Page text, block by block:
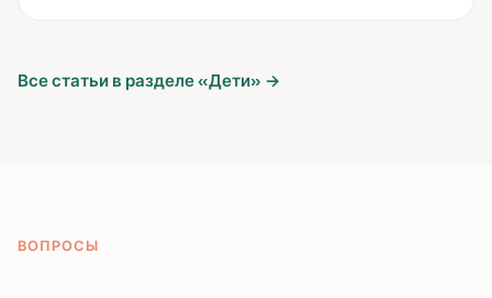
Все статьи в разделе «Дети» →
ВОПРОСЫ